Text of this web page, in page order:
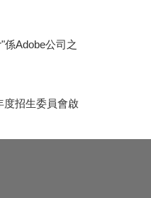
Adobe公司之
度招生委員會啟